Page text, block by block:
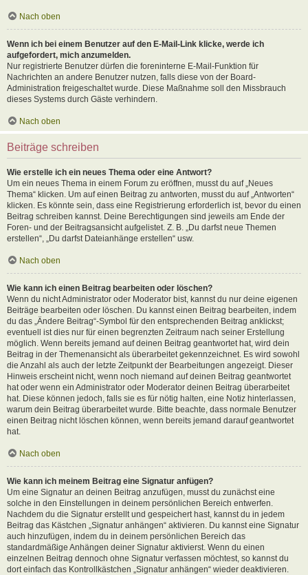
Nach oben
Wenn ich bei einem Benutzer auf den E-Mail-Link klicke, werde ich
aufgefordert, mich anzumelden.
Nur registrierte Benutzer dürfen die foreninterne E-Mail-Funktion für
Nachrichten an andere Benutzer nutzen, falls diese von der Board-
Administration freigeschaltet wurde. Diese Maßnahme soll den Missbrauch
dieses Systems durch Gäste verhindern.
Nach oben
Beiträge schreiben
Wie erstelle ich ein neues Thema oder eine Antwort?
Um ein neues Thema in einem Forum zu eröffnen, musst du auf „Neues
Thema“ klicken. Um auf einen Beitrag zu antworten, musst du auf „Antworten“
klicken. Es könnte sein, dass eine Registrierung erforderlich ist, bevor du einen
Beitrag schreiben kannst. Deine Berechtigungen sind jeweils am Ende der
Foren- und der Beitragsansicht aufgelistet. Z. B. „Du darfst neue Themen
erstellen“, „Du darfst Dateianhänge erstellen“ usw.
Nach oben
Wie kann ich einen Beitrag bearbeiten oder löschen?
Wenn du nicht Administrator oder Moderator bist, kannst du nur deine eigenen
Beiträge bearbeiten oder löschen. Du kannst einen Beitrag bearbeiten, indem
du das „Ändere Beitrag“-Symbol für den entsprechenden Beitrag anklickst;
eventuell ist dies nur für einen begrenzten Zeitraum nach seiner Erstellung
möglich. Wenn bereits jemand auf deinen Beitrag geantwortet hat, wird dein
Beitrag in der Themenansicht als überarbeitet gekennzeichnet. Es wird sowohl
die Anzahl als auch der letzte Zeitpunkt der Bearbeitungen angezeigt. Dieser
Hinweis erscheint nicht, wenn noch niemand auf deinen Beitrag geantwortet
hat oder wenn ein Administrator oder Moderator deinen Beitrag überarbeitet
hat. Diese können jedoch, falls sie es für nötig halten, eine Notiz hinterlassen,
warum dein Beitrag überarbeitet wurde. Bitte beachte, dass normale Benutzer
einen Beitrag nicht löschen können, wenn bereits jemand darauf geantwortet
hat.
Nach oben
Wie kann ich meinem Beitrag eine Signatur anfügen?
Um eine Signatur an deinen Beitrag anzufügen, musst du zunächst eine
solche in den Einstellungen in deinem persönlichen Bereich entwerfen.
Nachdem du die Signatur erstellt und gespeichert hast, kannst du in jedem
Beitrag das Kästchen „Signatur anhängen“ aktivieren. Du kannst eine Signatur
auch hinzufügen, indem du in deinem persönlichen Bereich das
standardmäßige Anhängen deiner Signatur aktivierst. Wenn du einen
einzelnen Beitrag dennoch ohne Signatur verfassen möchtest, so kannst du
dort einfach das Kontrollkästchen „Signatur anhängen“ wieder deaktivieren.